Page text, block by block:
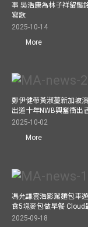
事 吳浩康為林子祥留鬚
寫歌
2025-10-14
More
鄭伊健帶黃淑蔓新加坡
出道十年NWB興奮衝出
2025-10-02
More
馮允謙雲浩影駕麵包車
食5塊麥包做早餐 Cloud
2025-09-18